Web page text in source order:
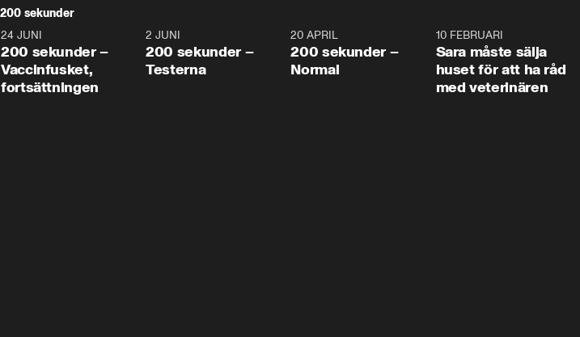
200 sekunder
5:00
24 JUNI
200 sekunder –
Vaccinfusket,
fortsättningen
4:23
2 JUNI
200 sekunder –
Testerna
20 APRIL
200 sekunder –
Normal
10 FEBRUARI
Sara måste sälja
huset för att ha råd
med veterinären